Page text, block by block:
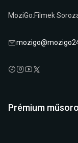
MoziGo:Filmek
Prémium